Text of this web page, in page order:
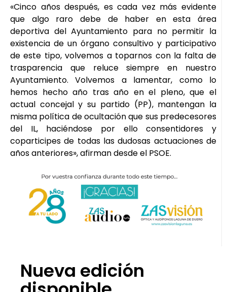
«Cinco años después, es cada vez más evidente
que algo raro debe de haber en esta área
deportiva del Ayuntamiento para no permitir la
existencia de un órgano consultivo y participativo
de este tipo, volvemos a toparnos con la falta de
trasparencia que reluce siempre en nuestro
Ayuntamiento. Volvemos a lamentar, como lo
hemos hecho año tras año en el pleno, que el
actual concejal y su partido (PP), mantengan la
misma política de ocultación que sus predecesores
del IL, haciéndose por ello consentidores y
coparticipes de todas las dudosas actuaciones de
años anteriores», afirman desde el PSOE.
Nueva edición